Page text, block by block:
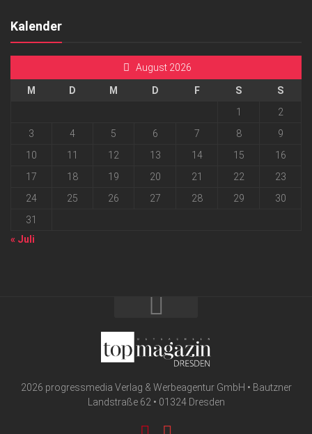
Kalender
August 2026
M D M D F S
S
1
2
3
4 5 6 7 8
9
10
11 12 13 14 15
16
17
18 19 20 21 22
23
24
25 26 27 28 29
30
31
« Juli
2026 progressmedia Verlag & Werbeagentur GmbH • Bautzner
Landstraße 62 • 01324 Dresden